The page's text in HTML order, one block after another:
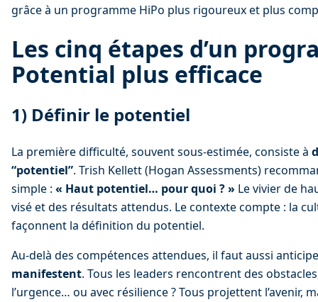
grâce à un programme HiPo plus rigoureux et plus
Les cinq étapes d’un
Potential plus efficace
1) Définir le potentiel
La première difficulté, souvent sous-estimée, consiste à
“potentiel”. Trish Kellett (Hogan Assessments)
simple : « Haut potentiel… pour quoi ? » Le vivier de
visé et des résultats attendus. Le contexte compte : la
façonnent la définition du potentiel.
Au-delà des compétences attendues, il faut aussi
manifestent. Tous les leaders rencontrent des
l’urgence… ou avec résilience ? Tous projettent l’avenir,